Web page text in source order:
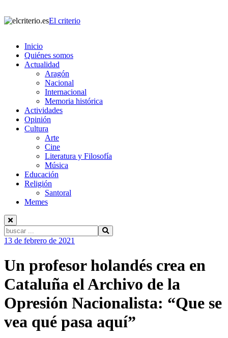
El criterio
Inicio
Quiénes somos
Actualidad
Aragón
Nacional
Internacional
Memoria histórica
Actividades
Opinión
Cultura
Arte
Cine
Literatura y Filosofía
Música
Educación
Religión
Santoral
Memes
Buscar:
Ir
contenido
13 de febrero de 2021
Un profesor holandés crea en
Cataluña el Archivo de la
Opresión Nacionalista: “Que se
vea qué pasa aquí”